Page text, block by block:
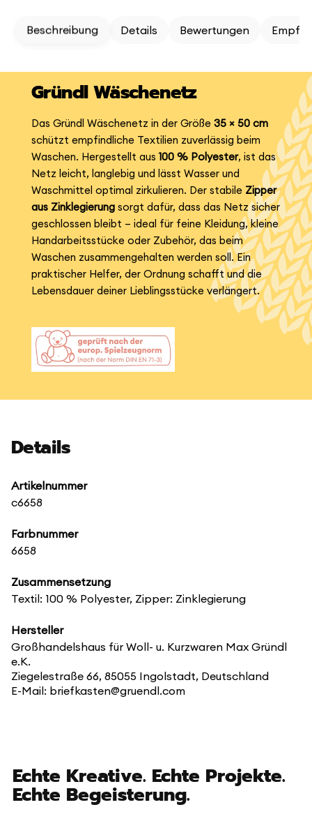
Beschreibung Details Bewertungen
Gründl Wäschenetz
Das Gründl Wäschenetz in der Größe 35 × 50 cm
schützt empfindliche Textilien zuverlässig beim
Waschen. Hergestellt aus100 % Polyester, ist das
Netz leicht, langlebig und lässt Wasser und
Waschmittel optimal zirkulieren. Der stabile Zipper
aus Zinklegierungsorgt dafür, dass das Netz sicher
geschlossen bleibt – ideal für feine Kleidung, kleine
Handarbeitsstücke oder Zubehör, das beim
Waschen zusammengehalten werden soll. Ein
praktischer Helfer, der Ordnung schafft und die
Lebensdauer deiner Lieblingsstücke verlängert.
Details
Artikelnummer
c6658
Farbnummer
6658
Zusammensetzung
Textil: 100 % Polyester, Zipper: Zinklegierung
Hersteller
Großhandelshaus für Woll- u. Kurzwaren Max Gründl
e.K.
Ziegelestraße 66, 85055 Ingolstadt, Deutschland
E-Mail: briefkasten@gruendl.com
Echte Kreative. Echte Projekte.
Echte Begeisterung.